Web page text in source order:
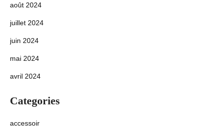
août 2024
juillet 2024
juin 2024
mai 2024
avril 2024
Categories
accessoir